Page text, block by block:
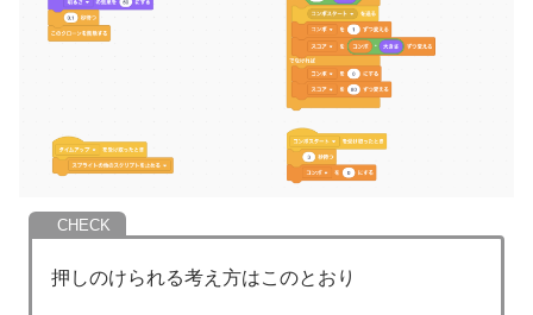
押しのけられる考え方はこのとおり